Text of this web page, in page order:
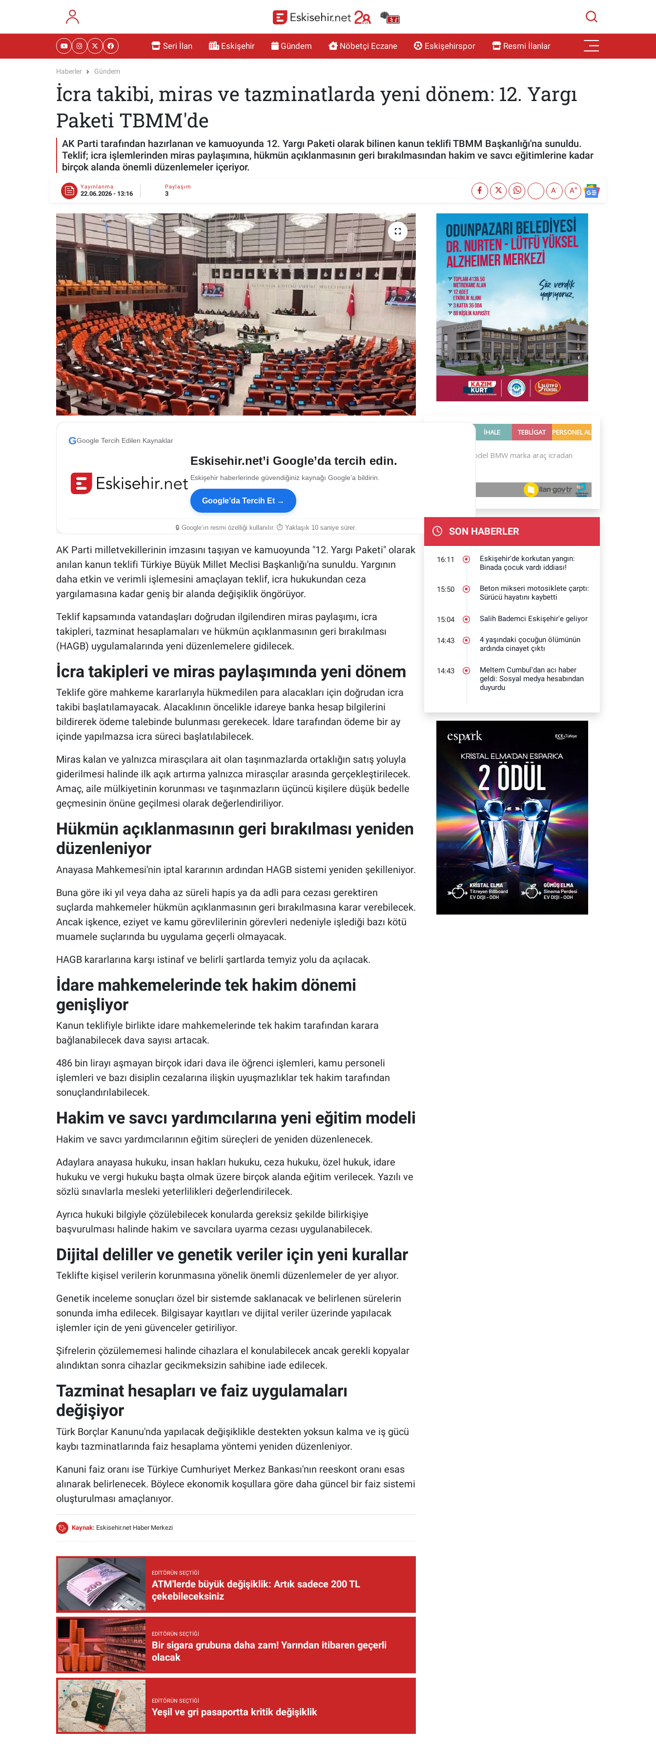
Seri İlan Eskişehir Gündem Nöbetçi Eczane Eskişehirspor Resmi İlanlar
Haberler Gündem
İcra takibi, miras ve tazminatlarda yeni dönem: 12. Yargı
Paketi TBMM'de
AK Parti tarafından hazırlanan ve kamuoyunda 12. Yargı Paketi olarak bilinen kanun teklifi TBMM Başkanlığı'na sunuldu.
Teklif; icra işlemlerinden miras paylaşımına, hükmün açıklanmasının geri bırakılmasından hakim ve savcı eğitimlerine kadar
birçok alanda önemli düzenlemeler içeriyor.
Yayınlanma
22.06.2026 - 13:16
Paylaşım
3 A- A+
GGoogle Tercih Edilen Kaynaklar
Eskisehir.net’i Google’da tercih edin.
Eskişehir haberlerinde güvendiğiniz kaynağı Google’a bildirin.
Google’da Tercih Et →
🔒 Google’ın resmi özelliği kullanılır. ⏱ Yaklaşık 10 saniye sürer.
AK Parti milletvekillerinin imzasını taşıyan ve kamuoyunda "12. Yargı Paketi" olarak
anılan kanun teklifi Türkiye Büyük Millet Meclisi Başkanlığı'na sunuldu. Yargının
daha etkin ve verimli işlemesini amaçlayan teklif, icra hukukundan ceza
yargılamasına kadar geniş bir alanda değişiklik öngörüyor.
Teklif kapsamında vatandaşları doğrudan ilgilendiren miras paylaşımı, icra
takipleri, tazminat hesaplamaları ve hükmün açıklanmasının geri bırakılması
(HAGB) uygulamalarında yeni düzenlemelere gidilecek.
İcra takipleri ve miras paylaşımında yeni dönem
Teklife göre mahkeme kararlarıyla hükmedilen para alacakları için doğrudan icra
takibi başlatılamayacak. Alacaklının öncelikle idareye banka hesap bilgilerini
bildirerek ödeme talebinde bulunması gerekecek. İdare tarafından ödeme bir ay
içinde yapılmazsa icra süreci başlatılabilecek.
Miras kalan ve yalnızca mirasçılara ait olan taşınmazlarda ortaklığın satış yoluyla
giderilmesi halinde ilk açık artırma yalnızca mirasçılar arasında gerçekleştirilecek.
Amaç, aile mülkiyetinin korunması ve taşınmazların üçüncü kişilere düşük bedelle
geçmesinin önüne geçilmesi olarak değerlendiriliyor.
Hükmün açıklanmasının geri bırakılması yeniden
düzenleniyor
Anayasa Mahkemesi'nin iptal kararının ardından HAGB sistemi yeniden şekilleniyor.
Buna göre iki yıl veya daha az süreli hapis ya da adli para cezası gerektiren
suçlarda mahkemeler hükmün açıklanmasının geri bırakılmasına karar verebilecek.
Ancak işkence, eziyet ve kamu görevlilerinin görevleri nedeniyle işlediği bazı kötü
muamele suçlarında bu uygulama geçerli olmayacak.
HAGB kararlarına karşı istinaf ve belirli şartlarda temyiz yolu da açılacak.
İdare mahkemelerinde tek hakim dönemi
genişliyor
Kanun teklifiyle birlikte idare mahkemelerinde tek hakim tarafından karara
bağlanabilecek dava sayısı artacak.
486 bin lirayı aşmayan birçok idari dava ile öğrenci işlemleri, kamu personeli
işlemleri ve bazı disiplin cezalarına ilişkin uyuşmazlıklar tek hakim tarafından
sonuçlandırılabilecek.
Hakim ve savcı yardımcılarına yeni eğitim modeli
Hakim ve savcı yardımcılarının eğitim süreçleri de yeniden düzenlenecek.
Adaylara anayasa hukuku, insan hakları hukuku, ceza hukuku, özel hukuk, idare
hukuku ve vergi hukuku başta olmak üzere birçok alanda eğitim verilecek. Yazılı ve
sözlü sınavlarla mesleki yeterlilikleri değerlendirilecek.
Ayrıca hukuki bilgiyle çözülebilecek konularda gereksiz şekilde bilirkişiye
başvurulması halinde hakim ve savcılara uyarma cezası uygulanabilecek.
Dijital deliller ve genetik veriler için yeni kurallar
Teklifte kişisel verilerin korunmasına yönelik önemli düzenlemeler de yer alıyor.
Genetik inceleme sonuçları özel bir sistemde saklanacak ve belirlenen sürelerin
sonunda imha edilecek. Bilgisayar kayıtları ve dijital veriler üzerinde yapılacak
işlemler için de yeni güvenceler getiriliyor.
Şifrelerin çözülememesi halinde cihazlara el konulabilecek ancak gerekli kopyalar
alındıktan sonra cihazlar gecikmeksizin sahibine iade edilecek.
Tazminat hesapları ve faiz uygulamaları
değişiyor
Türk Borçlar Kanunu'nda yapılacak değişiklikle destekten yoksun kalma ve iş gücü
kaybı tazminatlarında faiz hesaplama yöntemi yeniden düzenleniyor.
Kanuni faiz oranı ise Türkiye Cumhuriyet Merkez Bankası'nın reeskont oranı esas
alınarak belirlenecek. Böylece ekonomik koşullara göre daha güncel bir faiz sistemi
oluşturulması amaçlanıyor.
Kaynak: Eskisehir.net Haber Merkezi
EDITÖRÜN SEÇTIĞI
ATM'lerde büyük değişiklik: Artık sadece 200 TL
çekebileceksiniz
EDITÖRÜN SEÇTIĞI
Bir sigara grubuna daha zam! Yarından itibaren geçerli
olacak
EDITÖRÜN SEÇTIĞI
Yeşil ve gri pasaportta kritik değişiklik
SON HABERLER
16:11
Eskişehir'de korkutan yangın:
Binada çocuk vardı iddiası!
15:50
Beton mikseri motosiklete çarptı:
Sürücü hayatını kaybetti
15:04 Salih Bademci Eskişehir'e geliyor
14:43
4 yaşındaki çocuğun ölümünün
ardında cinayet çıktı
14:43
Meltem Cumbul'dan acı haber
geldi: Sosyal medya hesabından
duyurdu
RESMİ İLANLAR
MAGAZİN
TEKNOLOJİ
ESKİŞEHİR NÖBETÇİ ECZANELER
Eskişehir Haber İçerikleri
Eskişehir Hava Durumu
Eskişehir Tramvay Saatleri
Eskişehir Otobüs Saatleri
Eskişehir Nöbetçi Eczaneler
Eskişehir Namaz Vakitleri
Eskişehir Trafik Yoğunluk Haritası
Süper Lig Puan Durumu ve Fikstür
Tüm Manşetler
Son Dakika Haberleri
Haber Arşivi